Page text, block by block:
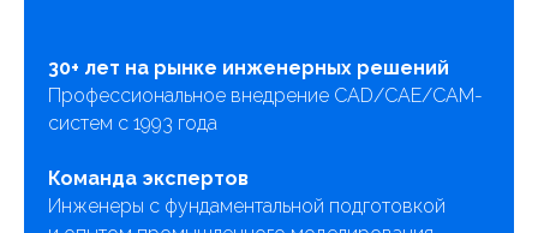
30+ лет на рынке инженерных решений
Профессиональное внедрение CAD/CAE/CAM-
систем с 1993 года
Команда экспертов
Инженеры с фундаментальной подготовкой